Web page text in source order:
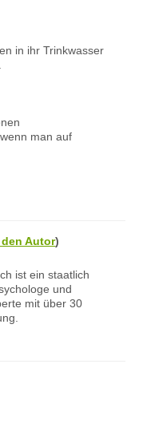
in ihr Trinkwasser
man auf
den Autor)
ist ein staatlich
und
mit über 30